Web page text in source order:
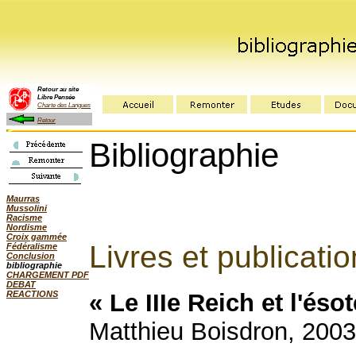
Retour au site
Libre Pensée
Charte des Langues
Retour
Maurras
Mussolini
Racisme
Nordisme
Croix gammée
Fédéralisme
Conclusion
bibliographie
CHARGEMENT PDF
DEBAT
REACTIONS
Bibliographie
Livres et
« Le IIIe Reich et
Matthieu Boisdron,